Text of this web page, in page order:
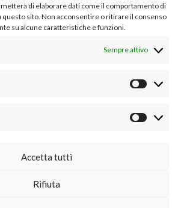
di elaborare dati come il comportamento di
questo sito. Non acconsentire o ritirare il consenso
su alcune caratteristiche e funzioni.
Sempre attivo
Accetta tutti
Rifiuta
Antica Pizzeria S.r.l. P.IVA